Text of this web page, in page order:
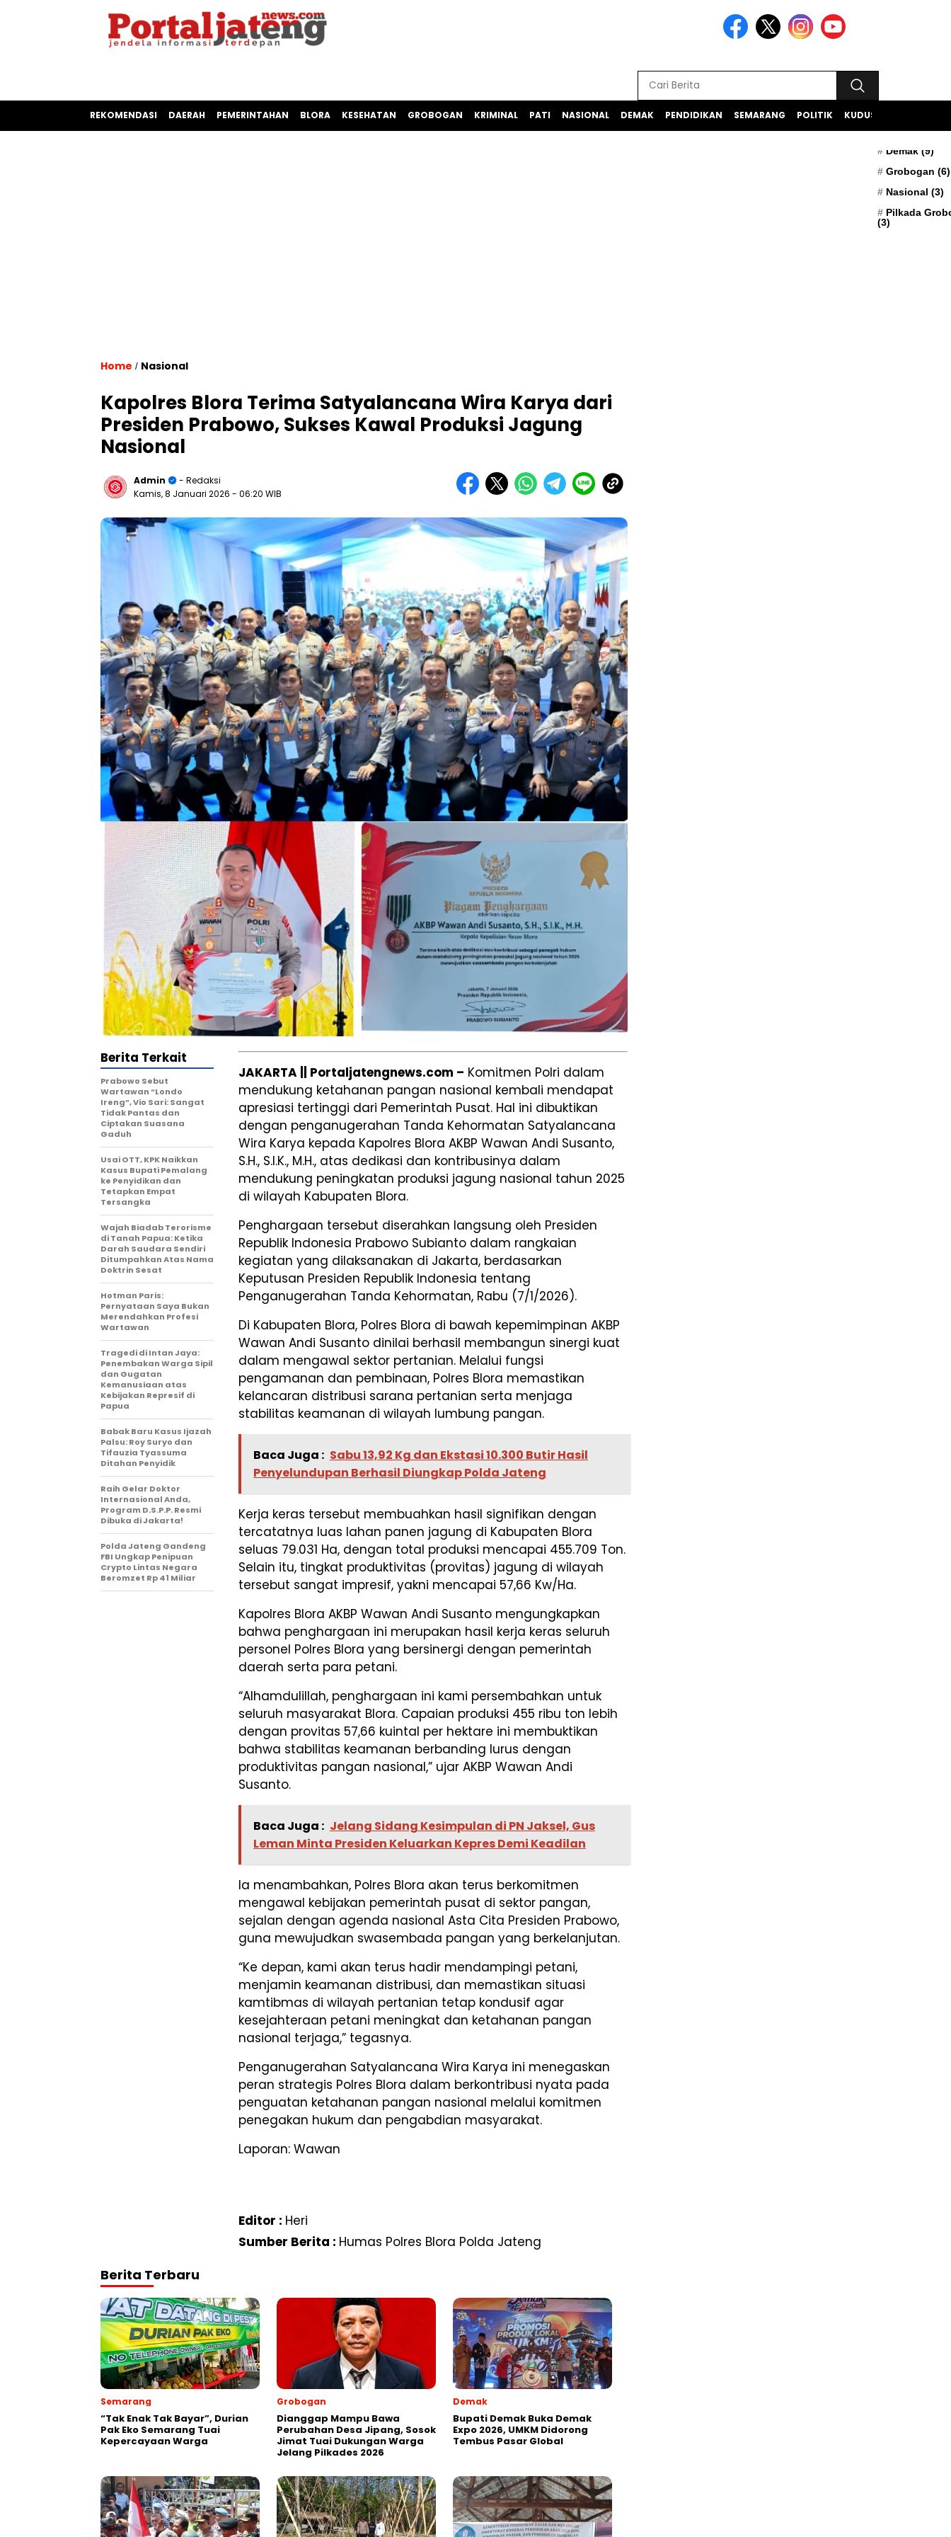
REKOMENDASI DAERAH PEMERINTAHAN BLORA KESEHATAN GROBOGAN KRIMINAL PATI NASIONAL DEMAK PENDIDIKAN SEMARANG POLITIK KUDUS
Apresiasi(5)
Demak (9)
Grobogan (6)
Nasional (3)
Pilkada
(3)
Home / Nasional
Kapolres Blora Terima Satyalancana Wira Karya dari
Presiden Prabowo, Sukses Kawal Produksi Jagung
Nasional
Admin
- Redaksi
Kamis, 8 Januari 2026 - 06:20 WIB
JAKARTA || Portaljatengnews.com – Komitmen Polri dalam
mendukung ketahanan pangan nasional kembali mendapat
apresiasi tertinggi dari Pemerintah Pusat. Hal ini dibuktikan
dengan penganugerahan Tanda Kehormatan Satyalancana
Wira Karya kepada Kapolres Blora AKBP Wawan Andi Susanto,
S.H., S.I.K., M.H., atas dedikasi dan kontribusinya dalam
mendukung peningkatan produksi jagung nasional tahun 2025
di wilayah Kabupaten Blora.
Penghargaan tersebut diserahkan langsung oleh Presiden
Republik Indonesia Prabowo Subianto dalam rangkaian
kegiatan yang dilaksanakan di Jakarta, berdasarkan
Keputusan Presiden Republik Indonesia tentang
Penganugerahan Tanda Kehormatan, Rabu (7/1/2026).
Di Kabupaten Blora, Polres Blora di bawah kepemimpinan AKBP
Wawan Andi Susanto dinilai berhasil membangun sinergi kuat
dalam mengawal sektor pertanian. Melalui fungsi
pengamanan dan pembinaan, Polres Blora memastikan
kelancaran distribusi sarana pertanian serta menjaga
stabilitas keamanan di wilayah lumbung pangan.
Baca Juga : Sabu 13,92 Kg dan Ekstasi 10.300 Butir Hasil
Penyelundupan Berhasil Diungkap Polda Jateng
Kerja keras tersebut membuahkan hasil signifikan dengan
tercatatnya luas lahan panen jagung di Kabupaten Blora
seluas 79.031 Ha, dengan total produksi mencapai 455.709 Ton.
Selain itu, tingkat produktivitas (provitas) jagung di wilayah
tersebut sangat impresif, yakni mencapai 57,66 Kw/Ha.
Kapolres Blora AKBP Wawan Andi Susanto mengungkapkan
bahwa penghargaan ini merupakan hasil kerja keras seluruh
personel Polres Blora yang bersinergi dengan pemerintah
daerah serta para petani.
“Alhamdulillah, penghargaan ini kami persembahkan untuk
seluruh masyarakat Blora. Capaian produksi 455 ribu ton lebih
dengan provitas 57,66 kuintal per hektare ini membuktikan
bahwa stabilitas keamanan berbanding lurus dengan
produktivitas pangan nasional,” ujar AKBP Wawan Andi
Susanto.
Baca Juga : Jelang Sidang Kesimpulan di PN Jaksel, Gus
Leman Minta Presiden Keluarkan Kepres Demi Keadilan
Ia menambahkan, Polres Blora akan terus berkomitmen
mengawal kebijakan pemerintah pusat di sektor pangan,
sejalan dengan agenda nasional Asta Cita Presiden Prabowo,
guna mewujudkan swasembada pangan yang berkelanjutan.
“Ke depan, kami akan terus hadir mendampingi petani,
menjamin keamanan distribusi, dan memastikan situasi
kamtibmas di wilayah pertanian tetap kondusif agar
kesejahteraan petani meningkat dan ketahanan pangan
nasional terjaga,” tegasnya.
Penganugerahan Satyalancana Wira Karya ini menegaskan
peran strategis Polres Blora dalam berkontribusi nyata pada
penguatan ketahanan pangan nasional melalui komitmen
penegakan hukum dan pengabdian masyarakat.
Laporan: Wawan
Editor : Heri
Sumber Berita : Humas Polres Blora Polda Jateng
Berita Terkait
Prabowo Sebut
Wartawan “Londo
Ireng”, Vio Sari: Sangat
Tidak Pantas dan
Ciptakan Suasana
Gaduh
Usai OTT, KPK Naikkan
Kasus Bupati Pemalang
ke Penyidikan dan
Tetapkan Empat
Tersangka
Wajah Biadab Terorisme
di Tanah Papua: Ketika
Darah Saudara Sendiri
Ditumpahkan Atas Nama
Doktrin Sesat
Hotman Paris:
Pernyataan Saya Bukan
Merendahkan Profesi
Wartawan
Tragedi di Intan Jaya:
Penembakan Warga Sipil
dan Gugatan
Kemanusiaan atas
Kebijakan Represif di
Papua
Babak Baru Kasus Ijazah
Palsu: Roy Suryo dan
Tifauzia Tyassuma
Ditahan Penyidik
Raih Gelar Doktor
Internasional Anda,
Program D.S.P.P. Resmi
Dibuka di Jakarta!
Polda Jateng Gandeng
FBI Ungkap Penipuan
Crypto Lintas Negara
Beromzet Rp 41 Miliar
Berita Terbaru
Semarang
“Tak Enak Tak Bayar”, Durian
Pak Eko Semarang Tuai
Kepercayaan Warga
Grobogan
Dianggap Mampu Bawa
Perubahan Desa Jipang, Sosok
Jimat Tuai Dukungan Warga
Jelang Pilkades 2026
Demak
Bupati Demak Buka Demak
Expo 2026, UMKM Didorong
Tembus Pasar Global